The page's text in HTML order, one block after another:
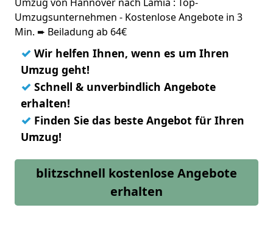
Umzugsunternehmen - Kostenlose Angebote in 3
Min. ➨ Beiladung ab 64€
✓ Wir helfen Ihnen, wenn es um Ihren
Umzug geht!
✓ Schnell & unverbindlich Angebote
erhalten!
✓ Finden Sie das beste Angebot für Ihren
Umzug!
blitzschnell kostenlose Angebote
erhalten